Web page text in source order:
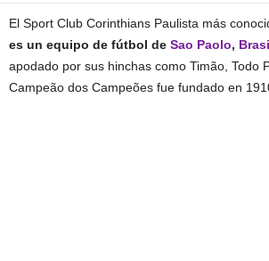
El Sport Club Corinthians Paulista más
es un equipo de fútbol de Sao Paolo,
apodado por sus hinchas como Timão, Todo
Campeão dos Campeões fue fundado en